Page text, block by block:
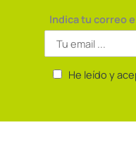
Indica tu correo
He leído y